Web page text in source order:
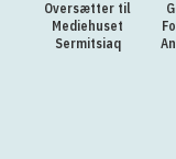
Genopslag -
Forstander til
Angerlarsimaffik